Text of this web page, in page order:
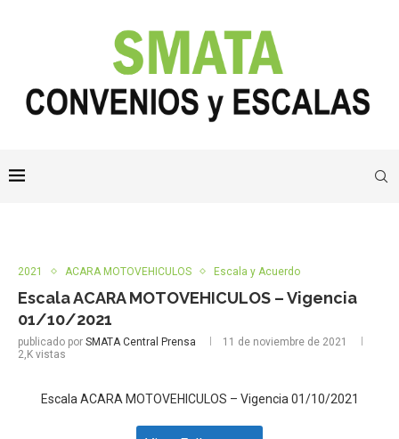
2021 ACARA MOTOVEHICULOS Escala y Acuerdo
Escala ACARA MOTOVEHICULOS – Vigencia
01/10/2021
publicado por SMATA Central Prensa
11 de noviembre de 2021
2,K vistas
Escala ACARA MOTOVEHICULOS – Vigencia 01/10/2021